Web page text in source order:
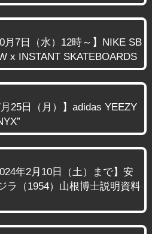
月7日（水）12時～】NIKE SB
x INSTANT SKATEBOARDS
月25日（月）】adidas YEEZY
年2月10日（土）まで】安
ラ（1954）山根博士説明資料